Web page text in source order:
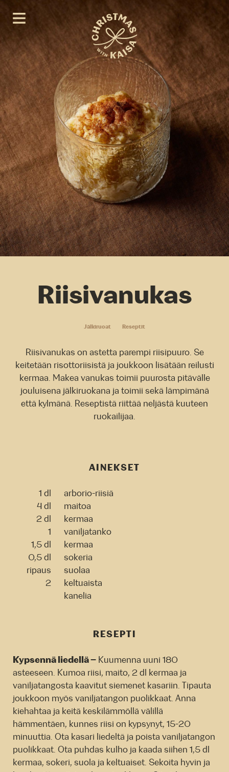
Riisivanukas
Jälkiruoat Reseptit
Riisivanukas on astetta parempi riisipuuro. Se
keitetään risottoriisistä ja joukkoon lisätään reilusti
kermaa. Makea vanukas toimii puurosta pitävälle
jouluisena jälkiruokana ja toimii sekä lämpimänä
että kylmänä. Reseptistä riittää neljästä kuuteen
ruokailijaa.
AINEKSET
1 dl
arborio-riisiä
4 dl
maitoa
2 dl
kermaa
1
vaniljatanko
1,5 dl
kermaa
0,5 dl
sokeria
ripaus
suolaa
2
keltuaista
kanelia
RESEPTI
Kypsennä liedellä – Kuumenna uuni 180
asteeseen. Kumoa riisi, maito, 2 dl kermaa ja
vaniljatangosta kaavitut siemenet kasariin. Tipauta
joukkoon myös vaniljatangon puolikkaat. Anna
kiehahtaa ja keitä keskilämmöllä välillä
hämmentäen, kunnes riisi on kypsynyt, 15-20
minuuttia. Ota kasari liedeltä ja poista vaniljatangon
puolikkaat. Ota puhdas kulho ja kaada siihen 1,5 dl
kermaa, sokeri, suola ja keltuaiset. Sekoita hyvin ja